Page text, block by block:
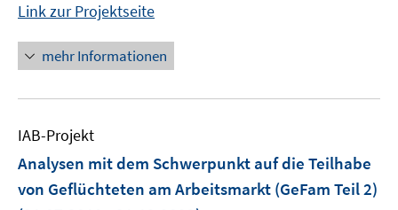
Link zur Projektseite
mehr Informationen
IAB-Projekt
Analysen mit dem Schwerpunkt auf die Teilhabe
von Geflüchteten am Arbeitsmarkt (GeFam Teil 2)